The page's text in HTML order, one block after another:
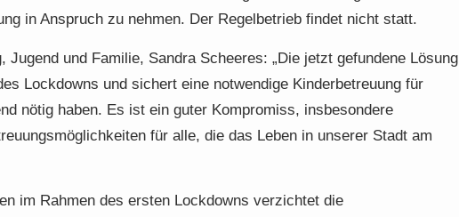
in Anspruch zu nehmen. Der Regelbetrieb findet nicht statt.
Jugend und Familie, Sandra Scheeres: „Die jetzt gefundene Lösung
Lockdowns und sichert eine notwendige Kinderbetreuung für
nötig haben. Es ist ein guter Kompromiss, insbesondere
für alle, die das Leben in unserer Stadt am
im Rahmen des ersten Lockdowns verzichtet die